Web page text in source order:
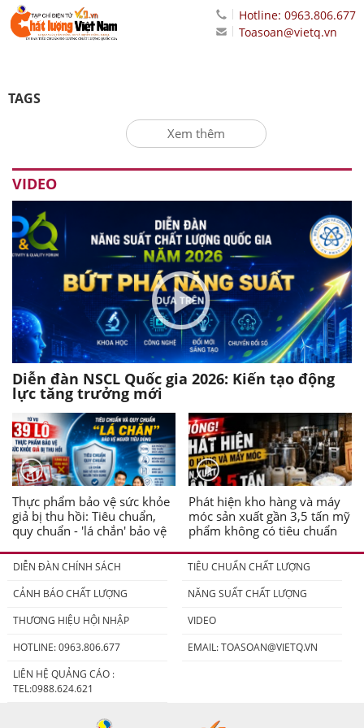
Hotline: 0963.806.677
Toasoan@vietq.vn
TAGS
Xem thêm
VIDEO
Diễn đàn NSCL Quốc gia 2026: Kiến tạo động
lực tăng trưởng mới
Thực phẩm bảo vệ sức khỏe
giả bị thu hồi: Tiêu chuẩn,
quy chuẩn - 'lá chắn' bảo vệ
Phát hiện kho hàng và máy
móc sản xuất gần 3,5 tấn mỹ
phẩm không có tiêu chuẩn
DIỄN ĐÀN CHÍNH SÁCH
TIÊU CHUẨN CHẤT LƯỢNG
CẢNH BÁO CHẤT LƯỢNG
NĂNG SUẤT CHẤT LƯỢNG
THƯƠNG HIỆU HỘI NHẬP
VIDEO
HOTLINE: 0963.806.677
EMAIL:TOASOAN@VIETQ.VN
LIÊN HỆ QUẢNG CÁO :
TEL:0988.624.621